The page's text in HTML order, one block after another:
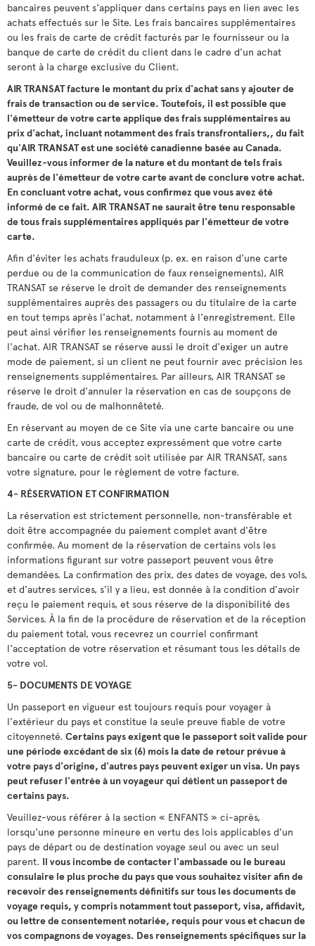
bancaires peuvent s'appliquer dans certains pays en lien avec les
achats effectués sur le Site. Les frais bancaires supplémentaires
ou les frais de carte de crédit facturés par le fournisseur ou la
banque de carte de crédit du client dans le cadre d'un achat
seront à la charge exclusive du Client.
AIR TRANSAT facture le montant du prix d'achat sans y ajouter de
frais de transaction ou de service. Toutefois, il est possible que
l'émetteur de votre carte applique des frais supplémentaires au
prix d'achat, incluant notamment des frais transfrontaliers,, du fait
qu'AIR TRANSAT est une société canadienne basée au Canada.
Veuillez-vous informer de la nature et du montant de tels frais
auprès de l'émetteur de votre carte avant de conclure votre achat.
En concluant votre achat, vous confirmez que vous avez été
informé de ce fait. AIR TRANSAT ne saurait être tenu responsable
de tous frais supplémentaires appliqués par l'émetteur de votre
carte.
Afin d'éviter les achats frauduleux (p. ex. en raison d'une carte
perdue ou de la communication de faux renseignements), AIR
TRANSAT se réserve le droit de demander des renseignements
supplémentaires auprès des passagers ou du titulaire de la carte
en tout temps après l'achat, notamment à l'enregistrement. Elle
peut ainsi vérifier les renseignements fournis au moment de
l'achat. AIR TRANSAT se réserve aussi le droit d'exiger un autre
mode de paiement, si un client ne peut fournir avec précision les
renseignements supplémentaires. Par ailleurs, AIR TRANSAT se
réserve le droit d'annuler la réservation en cas de soupçons de
fraude, de vol ou de malhonnêteté.
En réservant au moyen de ce Site via une carte bancaire ou une
carte de crédit, vous acceptez expressément que votre carte
bancaire ou carte de crédit soit utilisée par AIR TRANSAT, sans
votre signature, pour le règlement de votre facture.
4- RÉSERVATION ET CONFIRMATION
La réservation est strictement personnelle, non-transférable et
doit être accompagnée du paiement complet avant d'être
confirmée. Au moment de la réservation de certains vols les
informations figurant sur votre passeport peuvent vous être
demandées. La confirmation des prix, des dates de voyage, des vols,
et d'autres services, s'il y a lieu, est donnée à la condition d'avoir
reçu le paiement requis, et sous réserve de la disponibilité des
Services. À la fin de la procédure de réservation et de la réception
du paiement total, vous recevrez un courriel confirmant
l'acceptation de votre réservation et résumant tous les détails de
votre vol.
5- DOCUMENTS DE VOYAGE
Un passeport en vigueur est toujours requis pour voyager à
l'extérieur du pays et constitue la seule preuve fiable de votre
citoyenneté. Certains pays exigent que le passeport soit valide pour
une période excédant de six (6) mois la date de retour prévue à
votre pays d'origine, d'autres pays peuvent exiger un visa. Un pays
peut refuser l'entrée à un voyageur qui détient un passeport de
certains pays.
Veuillez-vous référer à la section « ENFANTS » ci-après,
lorsqu'une personne mineure en vertu des lois applicables d'un
pays de départ ou de destination voyage seul ou avec un seul
parent. Il vous incombe de contacter l'ambassade ou le bureau
consulaire le plus proche du pays que vous souhaitez visiter afin de
recevoir des renseignements définitifs sur tous les documents de
voyage requis, y compris notamment tout passeport, visa, affidavit,
ou lettre de consentement notariée, requis pour vous et chacun de
vos compagnons de voyages. Des renseignements spécifiques sur la